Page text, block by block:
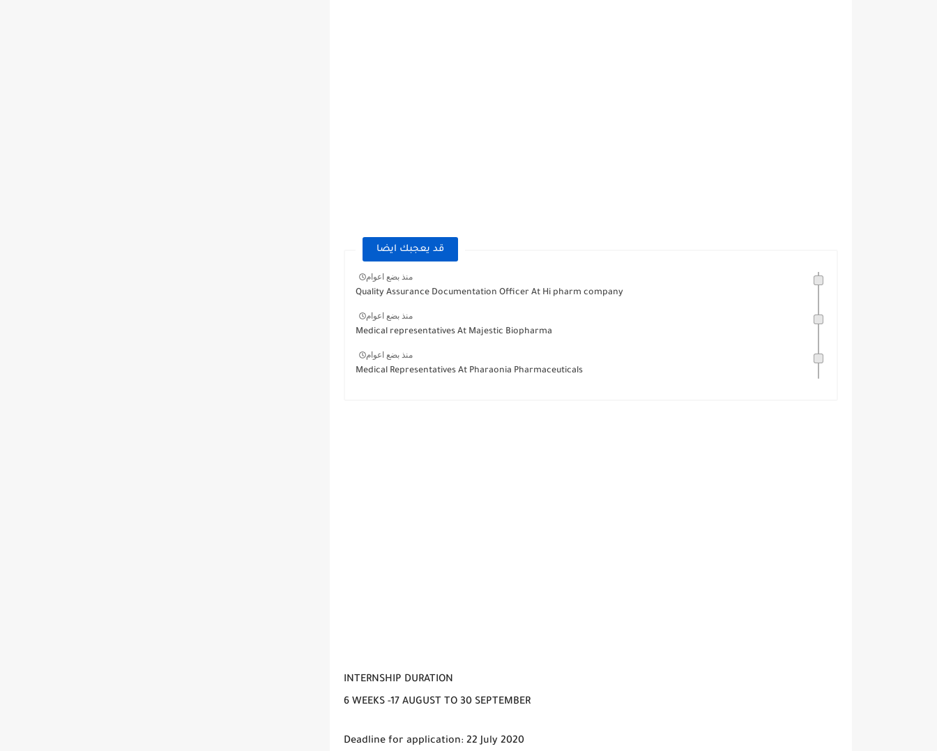
قد يعجبك ايضا
منذ بضع اعوام
Quality Assurance Documentation Officer At Hi pharm company
منذ بضع اعوام
Medical representatives At Majestic Biopharma
منذ بضع اعوام
Medical Representatives At Pharaonia Pharmaceuticals
INTERNSHIP DURATION
6 WEEKS -17 AUGUST TO 30 SEPTEMBER
Deadline for application: 22 July 2020